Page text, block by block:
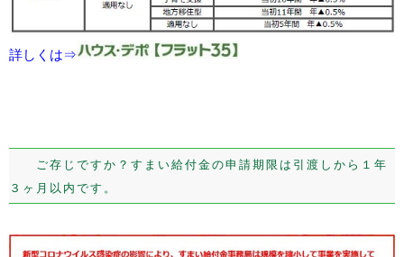
詳しくは⇒
ご存じですか？すまい給付金の申請期限は引渡しから１年
３ヶ月以内です。